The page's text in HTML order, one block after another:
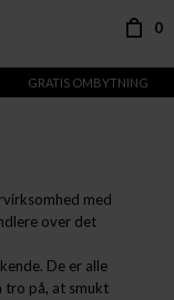
0
GRATIS OMBYTNING
med
over det
De er alle
tro på, at smukt